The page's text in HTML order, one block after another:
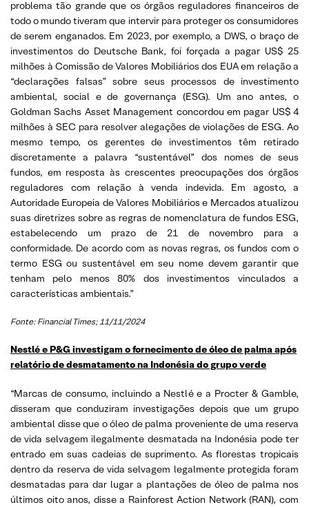
problema tão grande que os órgãos reguladores financeiros de
todo o mundo tiveram que intervir para proteger os consumidores
de serem enganados. Em 2023, por exemplo, a DWS, o braço de
investimentos do Deutsche Bank, foi forçada a pagar US$ 25
milhões à Comissão de Valores Mobiliários dos EUA em relação a
“declarações falsas” sobre seus processos de investimento
ambiental, social e de governança (ESG). Um ano antes, o
Goldman Sachs Asset Management concordou em pagar US$ 4
milhões à SEC para resolver alegações de violações de ESG. Ao
mesmo tempo, os gerentes de investimentos têm retirado
discretamente a palavra “sustentável” dos nomes de seus
fundos, em resposta às crescentes preocupações dos órgãos
reguladores com relação à venda indevida. Em agosto, a
Autoridade Europeia de Valores Mobiliários e Mercados atualizou
suas diretrizes sobre as regras de nomenclatura de fundos ESG,
estabelecendo um prazo de 21 de novembro para a
conformidade. De acordo com as novas regras, os fundos com o
termo ESG ou sustentável em seu nome devem garantir que
tenham pelo menos 80% dos investimentos vinculados a
características ambientais.”
Fonte: Financial Times; 11/11/2024
Nestlé e P&G investigam o fornecimento de óleo de palma após
relatório de desmatamento na Indonésia do grupo verde
“Marcas de consumo, incluindo a Nestlé e a Procter & Gamble,
disseram que conduziram investigações depois que um grupo
ambiental disse que o óleo de palma proveniente de uma reserva
de vida selvagem ilegalmente desmatada na Indonésia pode ter
entrado em suas cadeias de suprimento. As florestas tropicais
dentro da reserva de vida selvagem legalmente protegida foram
desmatadas para dar lugar a plantações de óleo de palma nos
últimos oito anos, disse a Rainforest Action Network (RAN), com